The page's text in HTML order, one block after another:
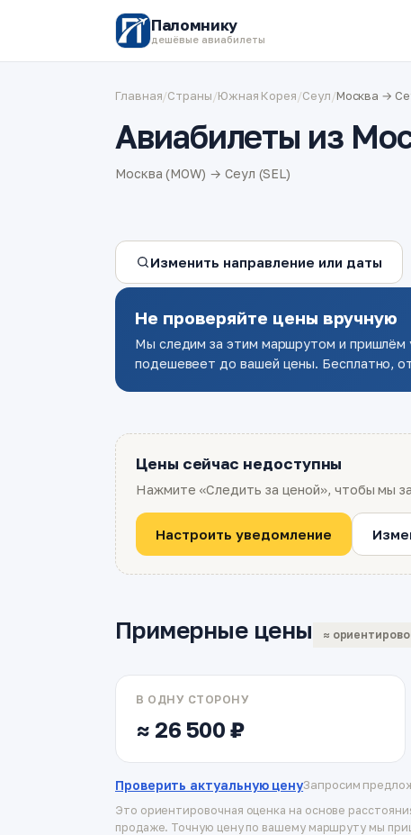
Паломнику
дешёвые авиабилеты
Главная/Страны/Южная Корея/Сеул/Москва →
Авиабилеты из
Москва (MOW) → Сеул (SEL)
Изменить направление или даты
Не проверяйте цены вручную
Мы следим за этим маршрутом и пришлём
подешевеет до вашей цены. Бесплатно,
Цены сейчас недоступны
Нажмите «Следить за ценой», чтобы мы
Настроить уведомление
Примерные цены ≈
В ОДНУ СТОРОНУ
≈ 26 500 ₽
Проверить актуальную ценуЗапросим
Это ориентировочная оценка на основе
продаже. Точную цену по вашему маршруту мы